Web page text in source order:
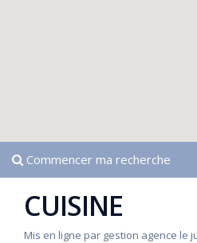
Commencer ma recherche
CUISINE
Mis en ligne par gestion agence le